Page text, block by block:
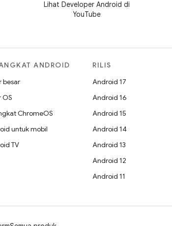
Lihat Developer Android di
YouTube
ANDROID
besar
OS
ChromeOS
untuk mobil
TV
RILIS
Android 17
Android 16
Android 15
Android 14
Android 13
Android 12
Android 11